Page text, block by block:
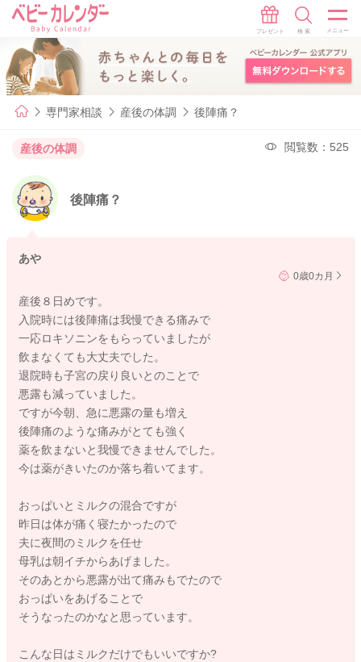
専門家相談 産後の体調 後陣痛？
産後の体調 閲覧数：525
後陣痛？
あや
0歳0カ月
産後８日めです。
入院時には後陣痛は我慢できる痛みで
一応ロキソニンをもらっていましたが
飲まなくても大丈夫でした。
退院時も子宮の戻り良いとのことで
悪露も減っていました。
ですが今朝、急に悪露の量も増え
後陣痛のような痛みがとても強く
薬を飲まないと我慢できませんでした。
今は薬がきいたのか落ち着いてます。
おっぱいとミルクの混合ですが
昨日は体が痛く寝たかったので
夫に夜間のミルクを任せ
母乳は朝イチからあげました。
そのあとから悪露が出て痛みもでたので
おっぱいをあげることで
そうなったのかなと思っています。
こんな日はミルクだけでもいいですか?